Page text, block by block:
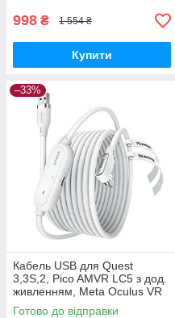
998 ₴ 1 554 ₴
Купити
–33%
Кабель USB для Quest
3,3S,2, Pico AMVR LC5 з дод.
живленням, Meta Oculus VR
Link посилений
Готово до відправки